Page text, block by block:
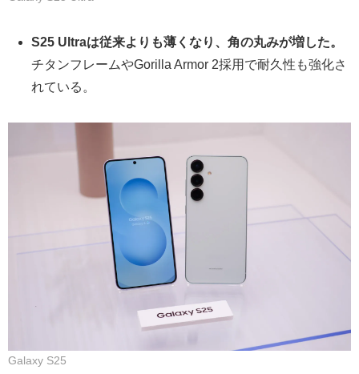
S25 Ultraは従来よりも薄くなり、角の丸みが増した。
チタンフレームやGorilla Armor 2採用で耐久性も強化さ
れている。
Galaxy S25